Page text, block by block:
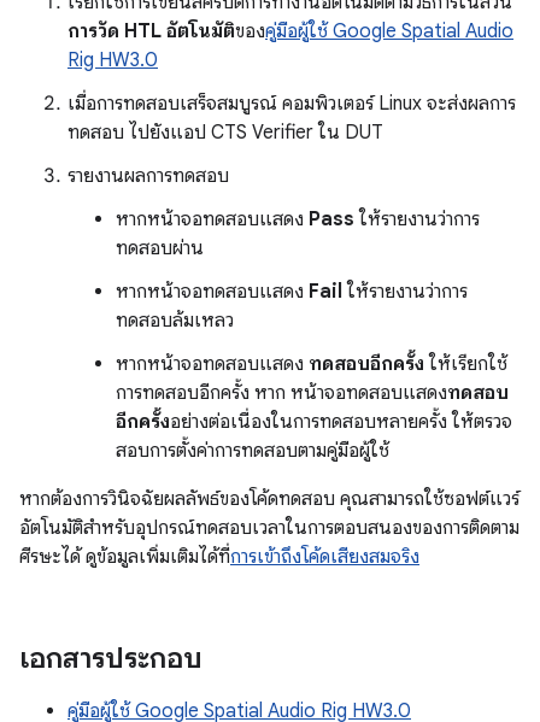
การวัด HTL อัตโนมัติของคู่มือผู้ใช้ Google Spatial Audio
Rig HW3.0
เมื่อการทดสอบเสร็จสมบูรณ์ คอมพิวเตอร์ Linux จะส่งผลการ
ทดสอบ ไปยังแอป CTS Verifier ใน DUT
รายงานผลการทดสอบ
หากหน้าจอทดสอบแสดง Pass ให้รายงานว่าการ
ทดสอบผ่าน
หากหน้าจอทดสอบแสดง Fail ให้รายงานว่าการ
ทดสอบล้มเหลว
หากหน้าจอทดสอบแสดง ทดสอบอีกครั้ง ให้เรียกใช้
การทดสอบอีกครั้ง หาก หน้าจอทดสอบแสดงทดสอบ
อีกครั้งอย่างต่อเนื่องในการทดสอบหลายครั้ง ให้ตรวจ
สอบการตั้งค่าการทดสอบตามคู่มือผู้ใช้
หากต้องการวินิจฉัยผลลัพธ์ของโค้ดทดสอบ คุณสามารถใช้ซอฟต์แวร์
อัตโนมัติสำหรับอุปกรณ์ทดสอบเวลาในการตอบสนองของการติดตาม
ศีรษะได้ ดูข้อมูลเพิ่มเติมได้ที่การเข้าถึงโค้ดเสียงสมจริง
เอกสารประกอบ
คู่มือผู้ใช้ Google Spatial Audio Rig HW3.0